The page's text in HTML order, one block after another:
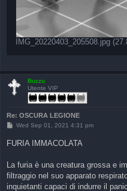
IMG_20220403_205508.jpg
Buzzu
Utente VIP
Re: OSCURA LEGIONE
P
s
t
Wed Sep 01, 2021 4:31 pm
FURIA IMMACOLATA
La furia è una creatura grossa e
filtraggio nel suo apparato
inquietanti capaci di indurre il